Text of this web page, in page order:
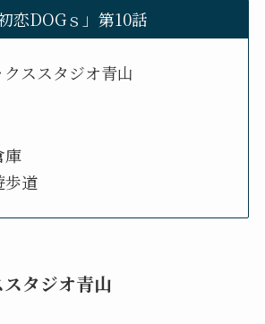
初恋DOGｓ」第10話
クススタジオ青山
庫
歩道
タジオ青山